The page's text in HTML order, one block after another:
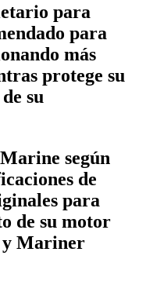
para
para
más
protege su
su
según
de
para
de su motor
y Mariner